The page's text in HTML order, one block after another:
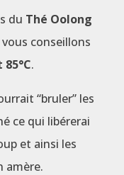
du Thé Oolong
conseillons
85°C.
“bruler” les
ce qui libérerai
et ainsi les
amère.